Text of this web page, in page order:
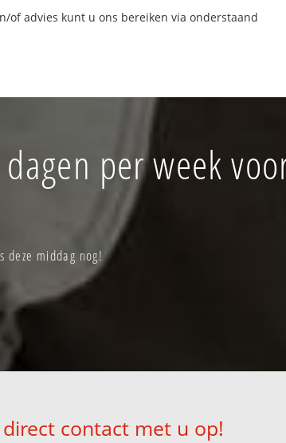
of advies kunt u ons bereiken via onderstaand
per week
middag nog!
contact met u op!